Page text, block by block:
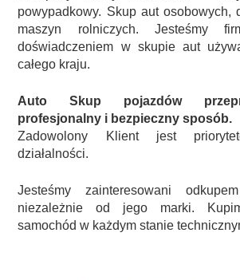
powypadkowy. Skup aut osobowych,
maszyn rolniczych. Jesteśmy
doświadczeniem w skupie aut
całego kraju.
Auto Skup pojazdów
profesjonalny i bezpieczny sposób.
Zadowolony Klient jest
działalności.
Jesteśmy zainteresowani
niezależnie od jego marki.
samochód w każdym stanie